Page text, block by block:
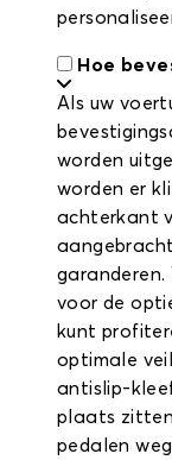
Hoe
Als uw
worden
worden er
achterkant
garanderen.
voor de
kunt
optimale
antislip-
plaats
pedalen